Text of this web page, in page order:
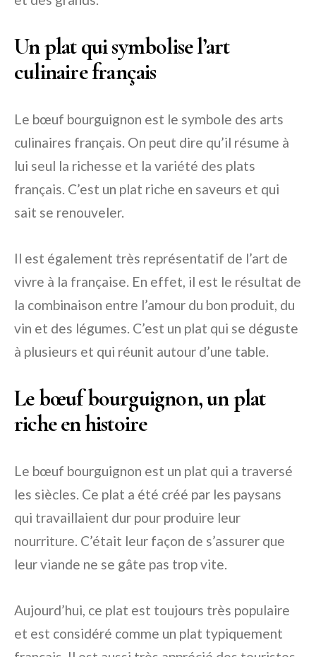
Un plat qui symbolise l’art
culinaire français
Le bœuf bourguignon est le symbole des arts
culinaires français. On peut dire qu’il résume à
lui seul la richesse et la variété des plats
français. C’est un plat riche en saveurs et qui
sait se renouveler.
Il est également très représentatif de l’art de
vivre à la française. En effet, il est le résultat de
la combinaison entre l’amour du bon produit, du
vin et des légumes. C’est un plat qui se déguste
à plusieurs et qui réunit autour d’une table.
Le bœuf bourguignon, un plat
riche en histoire
Le bœuf bourguignon est un plat qui a traversé
les siècles. Ce plat a été créé par les paysans
qui travaillaient dur pour produire leur
nourriture. C’était leur façon de s’assurer que
leur viande ne se gâte pas trop vite.
Aujourd’hui, ce plat est toujours très populaire
et est considéré comme un plat typiquement